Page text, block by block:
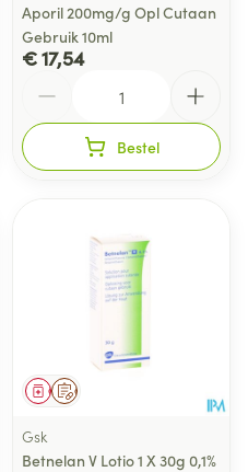
Aporil 200mg/g Opl Cutaan
Gebruik 10ml
€ 17,54
Bestel
Op voorschrift
Geneesmiddel
Gsk
Betnelan V Lotio 1 X 30g 0,1%